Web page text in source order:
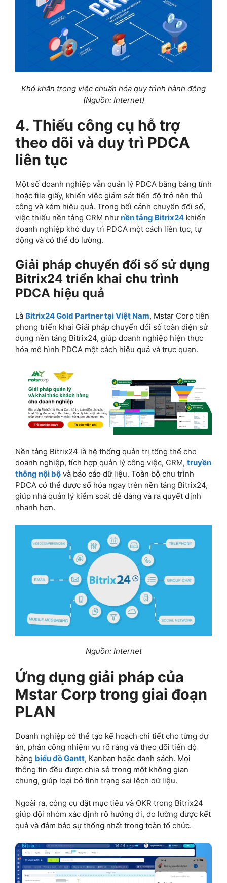
Khó khăn trong việc chuẩn hóa quy trình hành động
(Nguồn: Internet)
4. Thiếu công cụ hỗ trợ
theo dõi và duy trì PDCA
liên tục
Một số doanh nghiệp vẫn quản lý PDCA bằng bảng tính
hoặc file giấy, khiến việc giám sát tiến độ trở nên thủ
công và kém hiệu quả. Trong bối cảnh chuyển đổi số,
việc thiếu nền tảng CRM nhưnền tảng Bitrix24 khiến
doanh nghiệp khó duy trì PDCA một cách liên tục, tự
động và có thể đo lường.
Giải pháp chuyển đổi số sử dụng
Bitrix24 triển khai chu trình
PDCA hiệu quả
Là Bitrix24 Gold Partner tại Việt Nam, Mstar Corp tiên
phong triển khai Giải pháp chuyển đổi số toàn diện sử
dụng nền tảng Bitrix24, giúp doanh nghiệp hiện thực
hóa mô hình PDCA một cách hiệu quả và trực quan.
Nền tảng Bitrix24 là hệ thống quản trị tổng thể cho
doanh nghiệp, tích hợp quản lý công việc, CRM, truyền
thông nội bộ và báo cáo dữ liệu. Toàn bộ chu trình
PDCA có thể được số hóa ngay trên nền tảng Bitrix24,
giúp nhà quản lý kiểm soát dễ dàng và ra quyết định
nhanh hơn.
Nguồn: Internet
Ứng dụng giải pháp của
Mstar Corp trong giai đoạn
PLAN
Doanh nghiệp có thể tạo kế hoạch chi tiết cho từng dự
án, phân công nhiệm vụ rõ ràng và theo dõi tiến độ
bằng biểu đồ Gantt, Kanban hoặc danh sách. Mọi
thông tin đều được chia sẻ trong một không gian
chung, giúp loại bỏ tình trạng sai lệch dữ liệu.
Ngoài ra, công cụ đặt mục tiêu và OKR trong Bitrix24
giúp đội nhóm xác định rõ hướng đi, đo lường được kết
quả và đảm bảo sự thống nhất trong toàn tổ chức.